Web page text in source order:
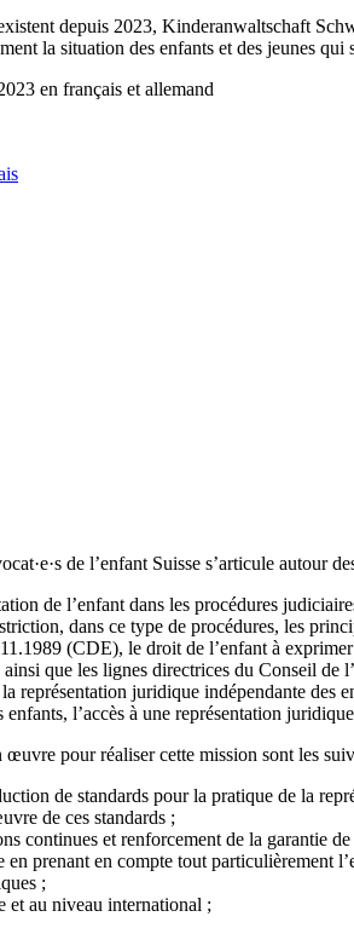
depuis 2023, Kinderanwaltschaft
la situation des enfants et des jeunes
en français et allemand
de l’enfant Suisse s’articule autour
de l’enfant dans les procédures
dans ce type de procédures, les
(CDE), le droit de l’enfant à
que les lignes directrices du Conseil de
représentation juridique indépendante des
l’accès à une représentation
pour réaliser cette mission sont les
de standards pour la pratique de la
de ces standards ;
continues et renforcement de la garantie
prenant en compte tout particulièrement
;
et au niveau international ;